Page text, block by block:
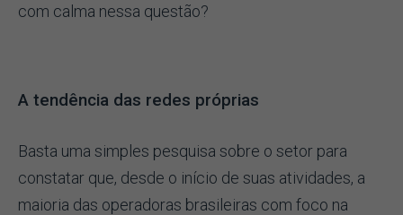
com calma nessa questão?
A tendência das redes próprias
Basta uma simples pesquisa sobre o setor para
constatar que, desde o início de suas atividades, a
maioria das operadoras brasileiras com foco na